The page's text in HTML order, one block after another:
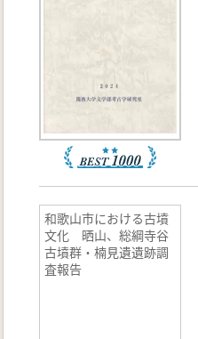
和歌山市における古墳
文化 晒山、総綱寺谷
古墳群・楠見遺遺跡調
査報告